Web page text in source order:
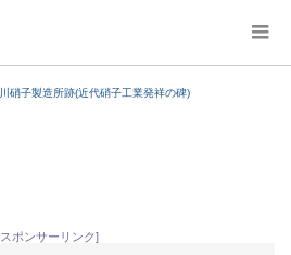
硝子製造所跡(近代硝子工業発祥の碑)
ポンサーリンク]